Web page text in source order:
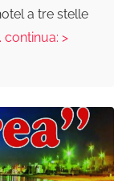
a tre stelle
continua: >